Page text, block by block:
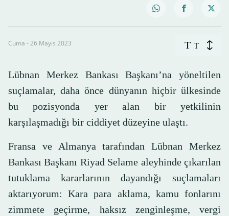
Cuma - 26 Mayıs 2023 T T
Lübnan Merkez Bankası Başkanı’na yöneltilen
suçlamalar, daha önce dünyanın hiçbir ülkesinde
bu pozisyonda yer alan bir yetkilinin
karşılaşmadığı bir ciddiyet düzeyine ulaştı.
Fransa ve Almanya tarafından Lübnan Merkez
Bankası Başkanı Riyad Selame aleyhinde çıkarılan
tutuklama kararlarının dayandığı suçlamaları
aktarıyorum: Kara para aklama, kamu fonlarını
zimmete geçirme, haksız zenginleşme, vergi